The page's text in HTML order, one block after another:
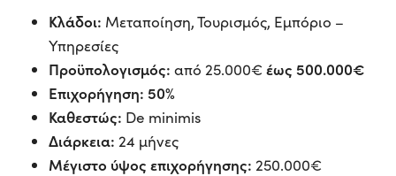
Κλάδοι: Μεταποίηση, Τουρισμός, Εμπόριο –
Υπηρεσίες
Προϋπολογισμός: από 25.000€ έως 500.000€
Επιχορήγηση: 50%
Καθεστώς: De minimis
Διάρκεια: 24 μήνες
Μέγιστο ύψος επιχορήγησης: 250.000€